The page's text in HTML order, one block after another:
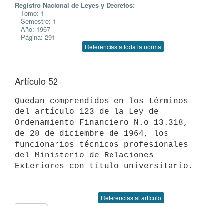
Registro Nacional de Leyes y Decretos:
Tomo: 1
Semestre: 1
Año: 1967
Página: 291
Referencias a toda la norma
Artículo 52
Quedan comprendidos en los términos
del artículo 123 de la Ley de
Ordenamiento Financiero N.o 13.318,
de 28 de diciembre de 1964, los
funcionarios técnicos profesionales
del Ministerio de Relaciones
Exteriores con título universitario.
Referencias al artículo